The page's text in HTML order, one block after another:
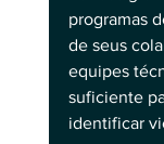
programas
de seus
equipes
suficiente
identificar